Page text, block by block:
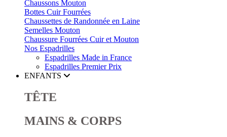
Chaussons Mouton
Bottes Cuir Fourrées
Chaussettes de Randonnée en Laine
Semelles Mouton
Chaussure Fourrées Cuir et Mouton
Nos Espadrilles
Espadrilles Made in France
Espadrilles Premier Prix
ENFANTS
TÊTE
MAINS & CORPS